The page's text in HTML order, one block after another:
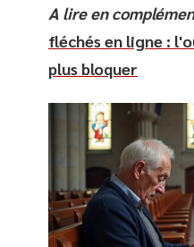
A lire en
fléchés en ligne :
plus bloquer